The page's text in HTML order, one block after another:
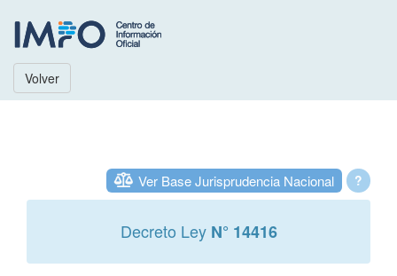
Volver
?
Ver Base Jurisprudencia Nacional
Decreto Ley N° 14416